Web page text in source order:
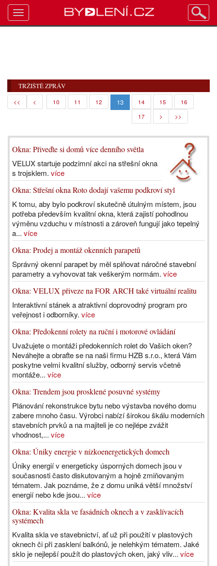
TRŽIŠTĚ ZPRÁV
<< < 10 11 12 13 14 15
16
17
> >>
Okna: Přiveďte si domů více denního světla
VELUX startuje podzimní akci na střešní okna
s trojsklem. více
Okna: Střešní okna Roto dodají vašemu podkroví styl
K tomu, aby bylo podkroví skutečně útulným místem, jsou
potřeba především kvalitní okna, která zajistí pohodlnou
výměnu vzduchu v místnosti a zároveň fungují jako tepelný
a... více
Okna: Prodej a montáž okenních parapetů
Správný okenní parapet by měl splňovat náročné stavební
parametry a vyhovovat tak veškerým normám. více
Okna: VELUX přiveze na FOR ARCH také virtuální realitu
Interaktivní stánek a atraktivní doprovodný program pro
veřejnost i odborníky. více
Okna: Předokenní rolety na ruční i motorové ovládání
Uvažujete o montáži předokenních rolet do Vašich oken?
Neváhejte a obraťte se na naši firmu HZB s.r.o., která Vám
poskytne velmi kvalitní služby, odborný servis včetně
montáže... více
Okna: Trendem jsou prosklené posuvné systémy
Plánování rekonstrukce bytu nebo výstavba nového domu
zabere mnoho času. Výrobci nabízí širokou škálu moderních
stavebních prvků a na majiteli je co nejlépe zvážit
vhodnost,... více
Okna: Úniky energie v nízkoenergetických domech
Úniky energií v energeticky úsporných domech jsou v
současnosti často diskutovaným a hojně zmiňovaným
tématem. Jak poznáme, že z domu uniká větší množství
energií nebo kde jsou... více
Okna: Kvalita skla ve fasádních oknech a v zasklívacích
systémech
Kvalita skla ve stavebnictví, ať už při použití v plastových
oknech či při zasklení balkónů, je nelehkým tématem. Jaké
sklo je nejlepší použít do plastových oken, jaký vliv... více
Toggle
navigation